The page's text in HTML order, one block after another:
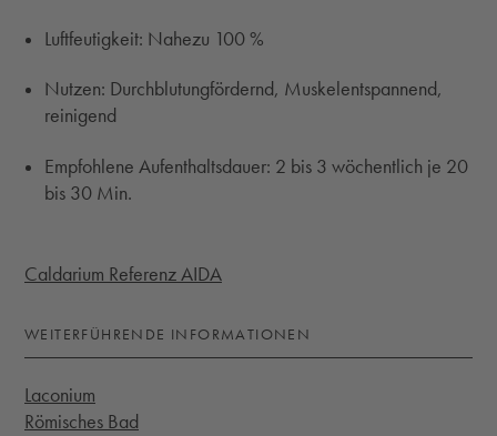
Luftfeutigkeit: Nahezu 100 %
Nutzen: Durchblutungfördernd, Muskelentspannend,
reinigend
Empfohlene Aufenthaltsdauer: 2 bis 3 wöchentlich je 20
bis 30 Min.
Caldarium Referenz AIDA
WEITERFÜHRENDE INFORMATIONEN
Laconium
Römisches Bad